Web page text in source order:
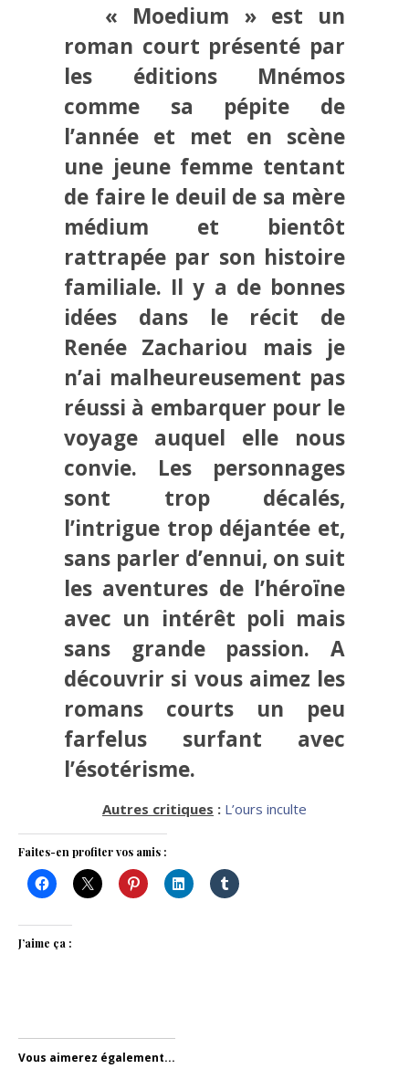
« Moedium » est un
roman court présenté par
les éditions Mnémos
comme sa pépite de
l’année et met en scène
une jeune femme tentant
de faire le deuil de sa mère
médium et bientôt
rattrapée par son histoire
familiale. Il y a de bonnes
idées dans le récit de
Renée Zachariou mais je
n’ai malheureusement pas
réussi à embarquer pour le
voyage auquel elle nous
convie. Les personnages
sont trop décalés,
l’intrigue trop déjantée et,
sans parler d’ennui, on suit
les aventures de l’héroïne
avec un intérêt poli mais
sans grande passion. A
découvrir si vous aimez les
romans courts un peu
farfelus surfant avec
l’ésotérisme.
Autres critiques : L’ours inculte
Faites-en profiter vos amis :
J’aime ça :
Vous aimerez également...